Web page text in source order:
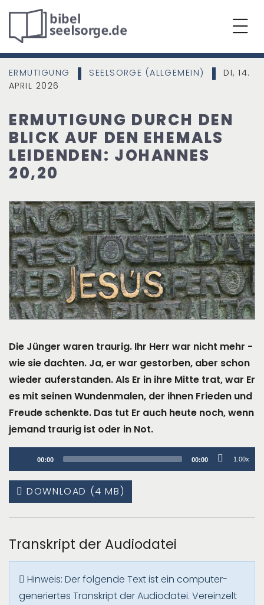
ERMUTIGUNG SEELSORGE (ALLGEMEIN)
DI, 14.
APRIL 2026
ERMUTIGUNG DURCH DEN
BLICK AUF DEN EHEMALS
LEIDENDEN: JOHANNES
20,20
Die Jünger waren traurig. Ihr Herr war nicht mehr -
wie sie dachten. Ja, er war gestorben, aber schon
wieder auferstanden. Als Er in ihre Mitte trat, war Er
es mit seinen Wundenmalen, der ihnen Frieden und
Freude schenkte. Das tut Er auch heute noch, wenn
jemand traurig ist oder in Not.
Player
00:00 00:00 1.00x
DOWNLOAD (4 MB)
Transkript der Audiodatei
Hinweis: Der folgende Text ist ein computer-
generiertes Transkript der Audiodatei. Vereinzelt